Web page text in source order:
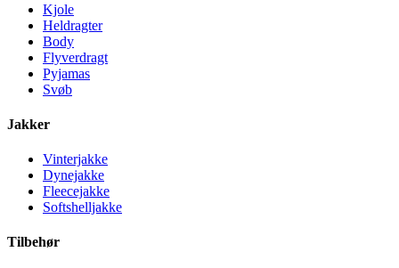
Kjole
Heldragter
Body
Flyverdragt
Pyjamas
Svøb
Jakker
Vinterjakke
Dynejakke
Fleecejakke
Softshelljakke
Tilbehør